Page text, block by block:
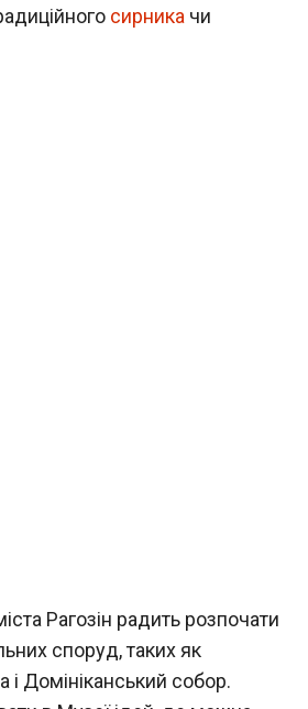
сирника чи
Рагозін радить розпочати
споруд, таких як
і Домініканський собор.